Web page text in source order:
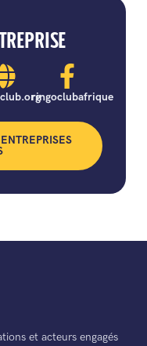
ringoclubafrique
et acteurs engagés